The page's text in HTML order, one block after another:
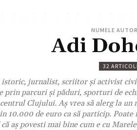
NUMELE
Adi
32
jurnalist, scriitor şi activist
prin parcuri şi păduri, sporturi de
Clujului. Aş vrea să alerg la
10.000 de euro ca să particip.
aş povesti mai bine cum e cu